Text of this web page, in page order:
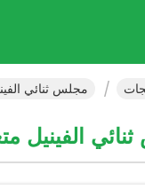
مجلس ثنائي
الفينيل